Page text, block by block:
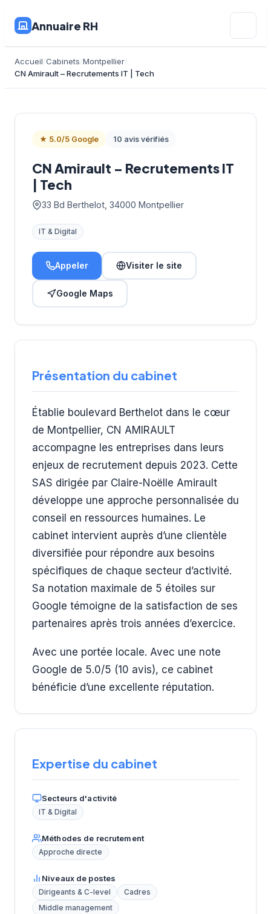
Annuaire RH
Accueil Cabinets Montpellier
CN Amirault – Recrutements IT | Tech
★ 5.0/5 Google 10 avis vérifiés
CN Amirault – Recrutements IT
| Tech
33 Bd Berthelot, 34000 Montpellier
IT & Digital
Appeler Visiter le site
Google Maps
Présentation du cabinet
Établie boulevard Berthelot dans le cœur
de Montpellier, CN AMIRAULT
accompagne les entreprises dans leurs
enjeux de recrutement depuis 2023. Cette
SAS dirigée par Claire-Noëlle Amirault
développe une approche personnalisée du
conseil en ressources humaines. Le
cabinet intervient auprès d’une clientèle
diversifiée pour répondre aux besoins
spécifiques de chaque secteur d’activité.
Sa notation maximale de 5 étoiles sur
Google témoigne de la satisfaction de ses
partenaires après trois années d’exercice.
Avec une portée locale. Avec une note
Google de 5.0/5 (10 avis), ce cabinet
bénéficie d’une excellente réputation.
Expertise du cabinet
Secteurs d'activité
IT & Digital
Méthodes de recrutement
Approche directe
Niveaux de postes
Dirigeants & C-level
Cadres
Middle management